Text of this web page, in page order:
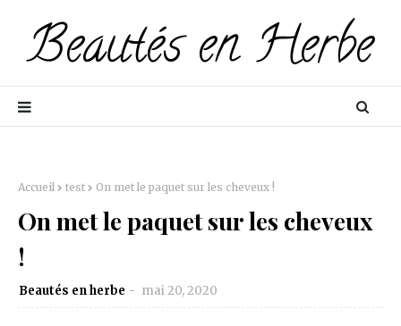
Accueil test On met le paquet sur les cheveux !
On met le paquet sur les cheveux
!
Beautés en herbe mai 20, 2020